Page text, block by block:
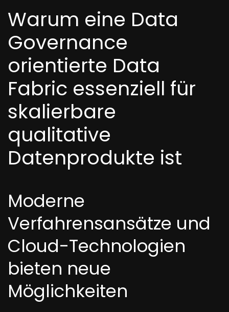
Warum eine Data
Governance
orientierte Data
Fabric essenziell für
skalierbare
qualitative
Datenprodukte ist
Moderne
Verfahrensansätze und
Cloud-Technologien
bieten neue
Möglichkeiten